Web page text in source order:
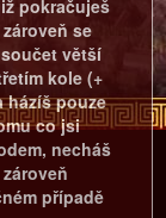
pokračuješ
se
větší
kole (+
házíš pouze
co jsi
necháš
případě